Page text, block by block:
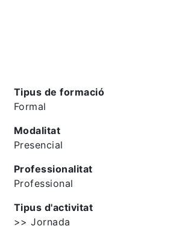
Tipus de formació
Formal
Modalitat
Presencial
Professionalitat
Professional
Tipus d'activitat
>> Jornada